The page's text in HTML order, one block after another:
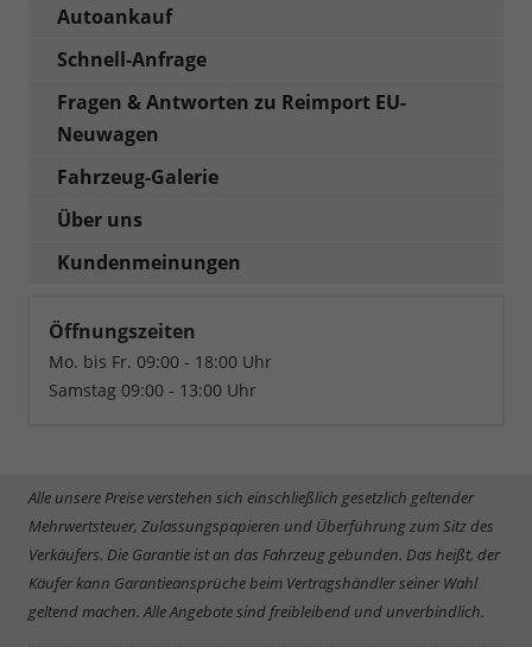
Autoankauf
Schnell-Anfrage
Fragen & Antworten zu Reimport EU-
Neuwagen
Fahrzeug-Galerie
Über uns
Kundenmeinungen
Öffnungszeiten
Mo. bis Fr. 09:00 - 18:00 Uhr
Samstag 09:00 - 13:00 Uhr
Alle unsere Preise verstehen sich einschließlich gesetzlich geltender
Mehrwertsteuer, Zulassungspapieren und Überführung zum Sitz des
Verkäufers. Die Garantie ist an das Fahrzeug gebunden. Das heißt, der
Käufer kann Garantieansprüche beim Vertragshändler seiner Wahl
geltend machen. Alle Angebote sind freibleibend und unverbindlich.